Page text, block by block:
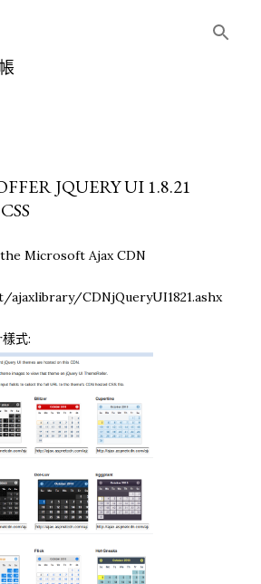
JQUERY UI 1.8.21
Microsoft Ajax CDN
CDNjQueryUI1821.ashx
式: